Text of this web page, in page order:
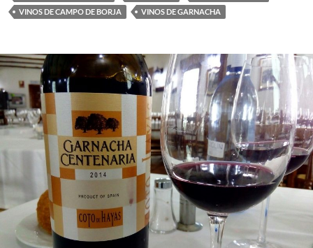
VINOS DE CAMPO DE BORJA
VINOS DE GARNACHA